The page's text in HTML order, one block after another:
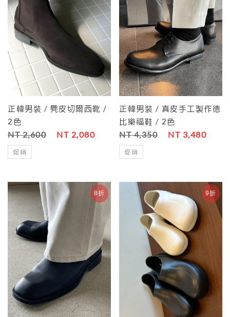
正韓男裝 / 麂皮切爾西靴 /
2色
NT 2,600 NT 2,080
促銷
正韓男裝 / 真皮手工製作德
比樂福鞋 / 2色
NT 4,350 NT 3,480
促銷
8折 9折